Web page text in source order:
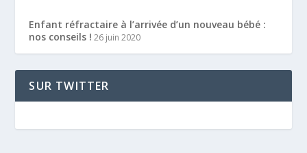
Enfant réfractaire à l’arrivée d’un nouveau bébé :
nos conseils ! 26 juin 2020
SUR TWITTER